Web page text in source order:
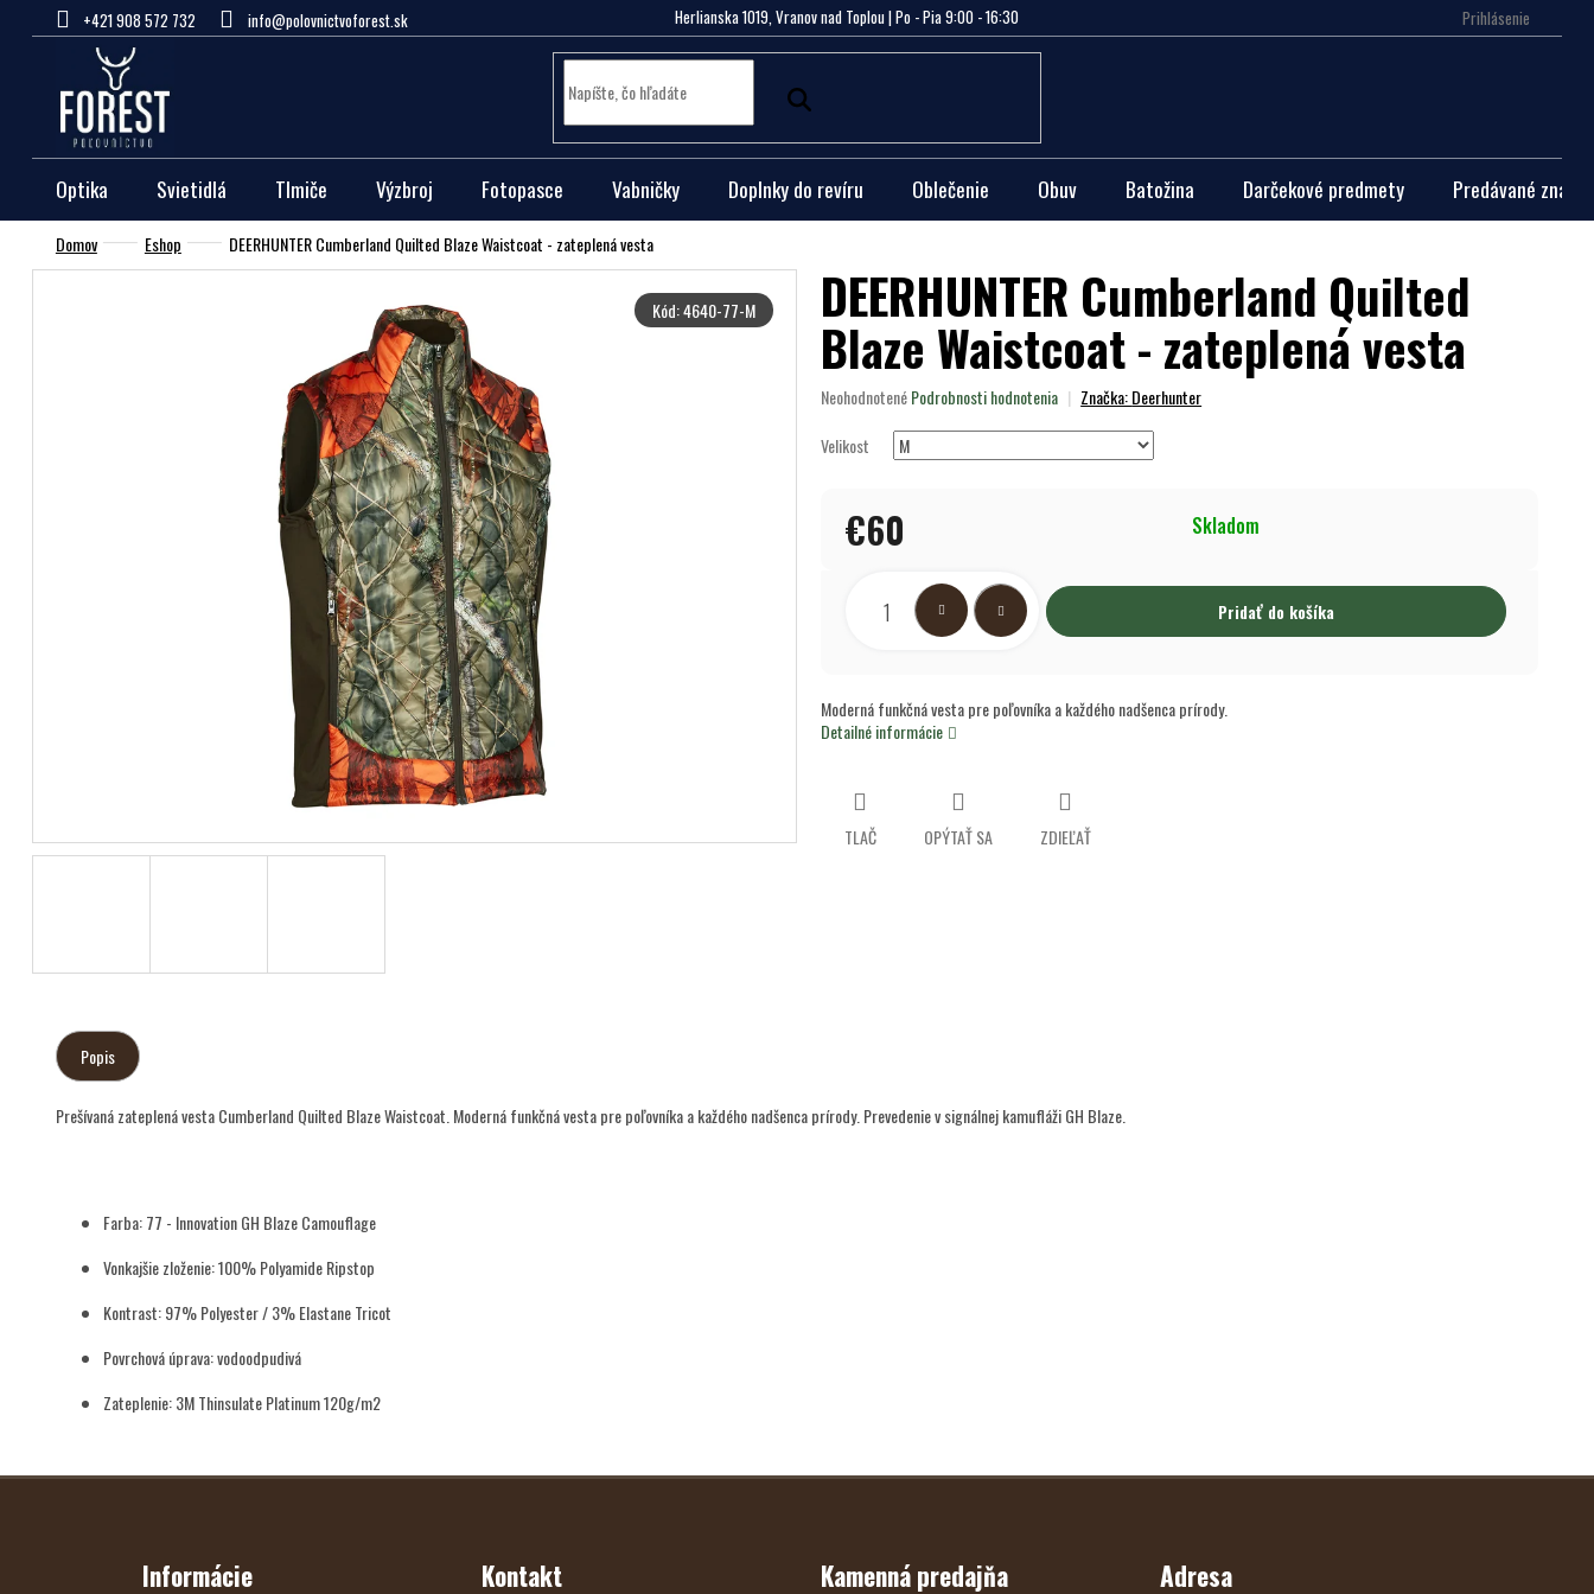
+421 908 572 732 info@polovnictvoforest.sk Herlianska 1019, Vranov nad Toplou | Po - Pia 9:00 - 16:30 Prihlásenie
Optika Svietidlá Tlmiče Výzbroj Fotopasce Vabničky Doplnky do revíru Oblečenie Obuv Batožina Darčekové predmety Predávané značky
Domov Eshop DEERHUNTER Cumberland Quilted Blaze Waistcoat - zateplená vesta
Kód:4640-77-M DEERHUNTER Cumberland Quilted
Blaze Waistcoat - zateplená vesta
Priemerné
produktu
hviezdičiek.
NeohodnotenéPodrobnosti hodnotenia Značka:Deerhunter
Velikost
€60 Skladom
Pridať do košíka
Moderná funkčná vesta pre poľovníka a každého nadšenca prírody.
Detailné informácie
TLAČ OPÝTAŤ SA ZDIEĽAŤ
Popis
Prešívaná zateplená vesta Cumberland Quilted Blaze Waistcoat. Moderná funkčná vesta pre poľovníka a každého nadšenca prírody. Prevedenie v signálnej kamufláži GH Blaze.
Farba: 77 - Innovation GH Blaze Camouflage
Vonkajšie zloženie: 100% Polyamide Ripstop
Kontrast: 97% Polyester / 3% Elastane Tricot
Povrchová úprava: vodoodpudivá
Zateplenie: 3M Thinsulate Platinum 120g/m2
Z
Informácie Kontakt Kamenná predajňa Adresa